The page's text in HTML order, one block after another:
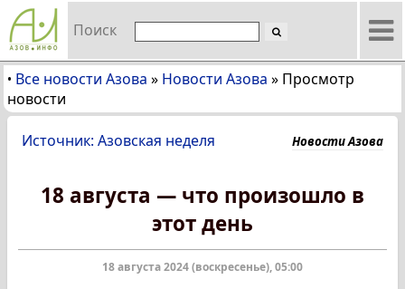
Поиск
• Все новости Азова » Новости Азова » Просмотр
новости
Источник: Азовская неделя Новости Азова
18 августа — что произошло в
этот день
18 августа 2024 (воскресенье), 05:00